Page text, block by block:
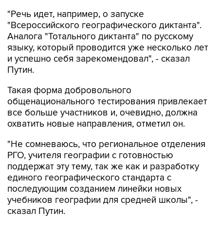
"Речь идет, например, о запуске
"Всероссийского географического диктанта".
Аналога "Тотального диктанта" по русскому
языку, который проводится уже несколько лет
и успешно себя зарекомендовал", - сказал
Путин.
Такая форма добровольного
общенационального тестирования привлекает
все больше участников и, очевидно, должна
охватить новые направления, отметил он.
"Не сомневаюсь, что региональное отделения
РГО, учителя географии с готовностью
поддержат эту тему, так же как и разработку
единого географического стандарта с
последующим созданием линейки новых
учебников географии для средней школы", -
сказал Путин.